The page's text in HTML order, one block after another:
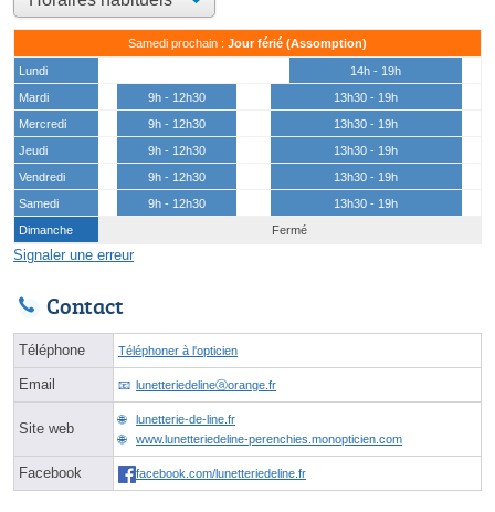
Samedi prochain : Jour férié (Assomption)
Lundi
14h - 19h
Mardi
9h - 12h30
13h30 - 19h
Mercredi
9h - 12h30
13h30 - 19h
Jeudi
9h - 12h30
13h30 - 19h
Vendredi
9h - 12h30
13h30 - 19h
Samedi
9h - 12h30
13h30 - 19h
Dimanche
Fermé
Signaler une erreur
Contact
Téléphone Téléphoner à l'opticien
Email lunetteriedelineⓐorange.fr
Site web
lunetterie-de-line.fr
www.lunetteriedeline-perenchies.monopticien.com
Facebook facebook.com/lunetteriedeline.fr